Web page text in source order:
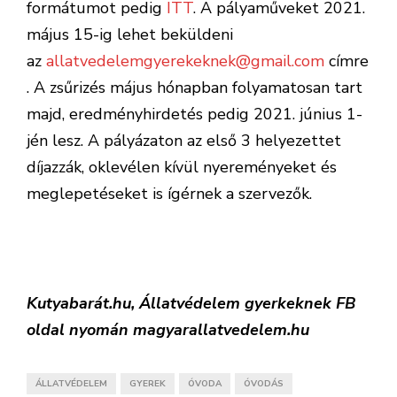
formátumot pedig ITT. A pályaműveket 2021.
május 15-ig lehet beküldeni
az allatvedelemgyerekeknek@gmail.com címre
. A zsűrizés május hónapban folyamatosan tart
majd, eredményhirdetés pedig 2021. június 1-
jén lesz. A pályázaton az első 3 helyezettet
díjazzák, oklevélen kívül nyereményeket és
meglepetéseket is ígérnek a szervezők.
Kutyabarát.hu, Állatvédelem gyerkeknek FB
oldal nyomán magyarallatvedelem.hu
ÁLLATVÉDELEM GYEREK ÓVODA ÓVODÁS